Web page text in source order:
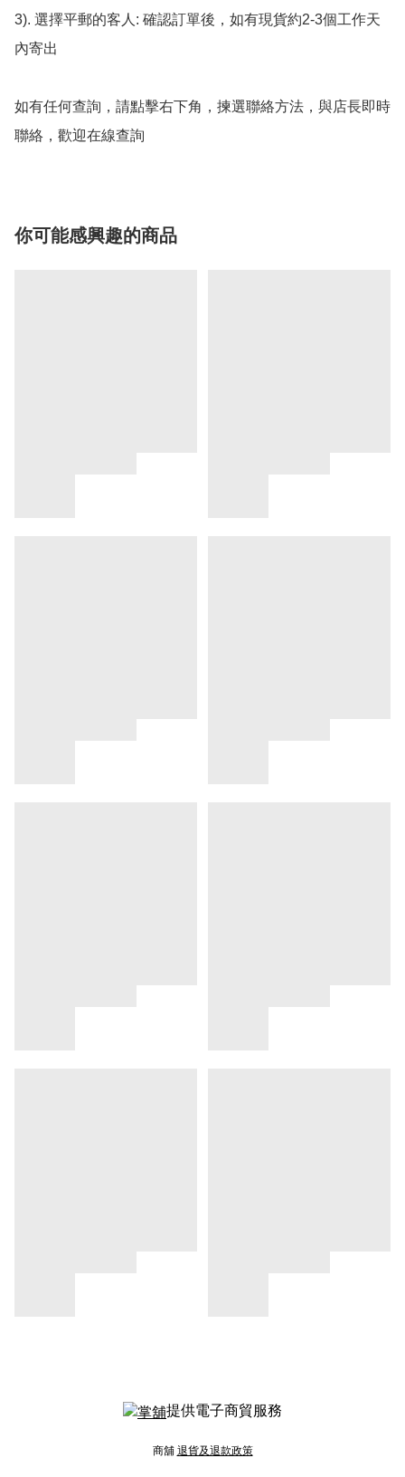
3). 選擇平郵的客人: 確認訂單後，如有現貨約2-3個工作天
內寄出
如有任何查詢，請點擊右下角，揀選聯絡方法，與店長即時
聯絡，歡迎在線查詢
你可能感興趣的商品
提供電子商貿服務
商舖 退貨及退款政策